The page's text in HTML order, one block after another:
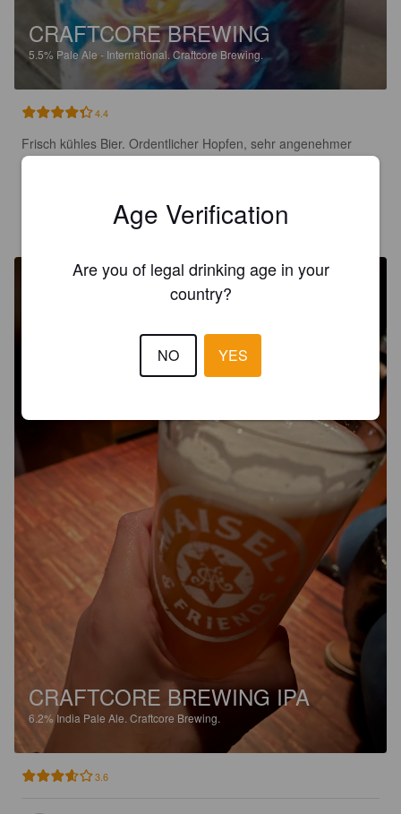
CRAFTCORE BREWING
5.5% Pale Ale - International. Craftcore Brewing.
4.4
Frisch kühles Bier. Ordentlicher Hopfen, sehr angenehmer
Geschmack! Prost!
AARON_DANTE
CRAFTCORE BREWING IPA
6.2%India Pale Ale. Craftcore Brewing.
3.6
Age Verification
Are you of legal drinking age in your
country?
NO YES